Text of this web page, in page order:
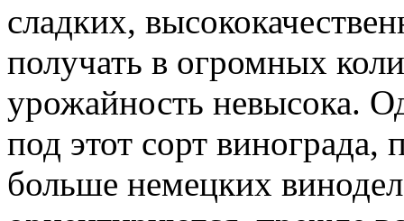
сладких,
получать в огромных
урожайность невысока.
под этот сорт винограда,
больше немецких